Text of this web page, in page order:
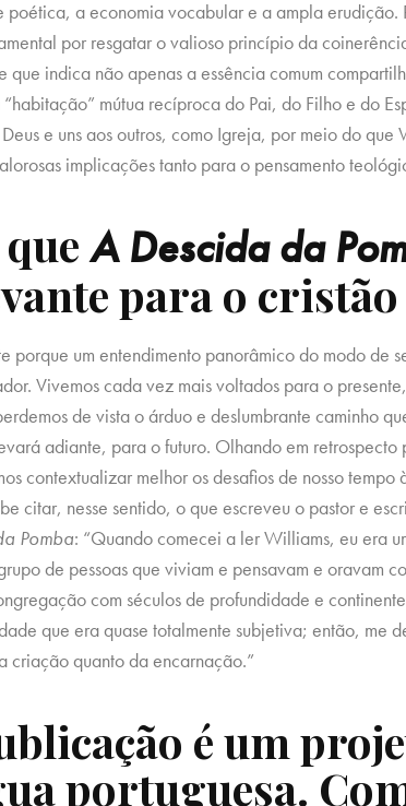
poética, a economia vocabular e a ampla erudição.
por resgatar o valioso princípio da
que indica não apenas a essência comum
mútua recíproca do Pai, do Filho e do
e uns aos outros, como Igreja, por meio do
implicações tanto para o pensamento
A Descida da
para o cristão
porque um entendimento panorâmico do modo de
Vivemos cada vez mais voltados para o
de vista o árduo e deslumbrante caminho
adiante, para o futuro. Olhando em retrospecto
contextualizar melhor os desafios de nosso
citar, nesse sentido, o que escreveu o pastor e
Pomba: “Quando comecei a ler Williams, eu era
de pessoas que viviam e pensavam e oravam
com séculos de profundidade e
que era quase totalmente subjetiva; então, me
criação quanto da encarnação.”
é um
portuguesa.